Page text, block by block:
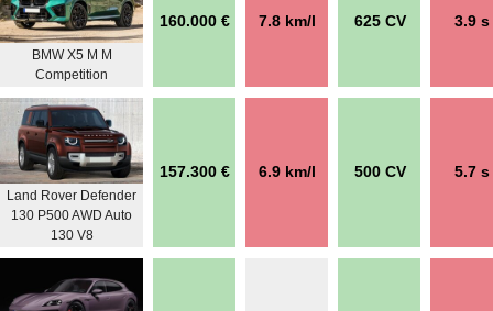
BMW X5 M M
Competition
160.000 € 7.8 km/l 625 CV 3.9 s
Land Rover Defender
130 P500 AWD Auto
130 V8
157.300 € 6.9 km/l 500 CV 5.7 s